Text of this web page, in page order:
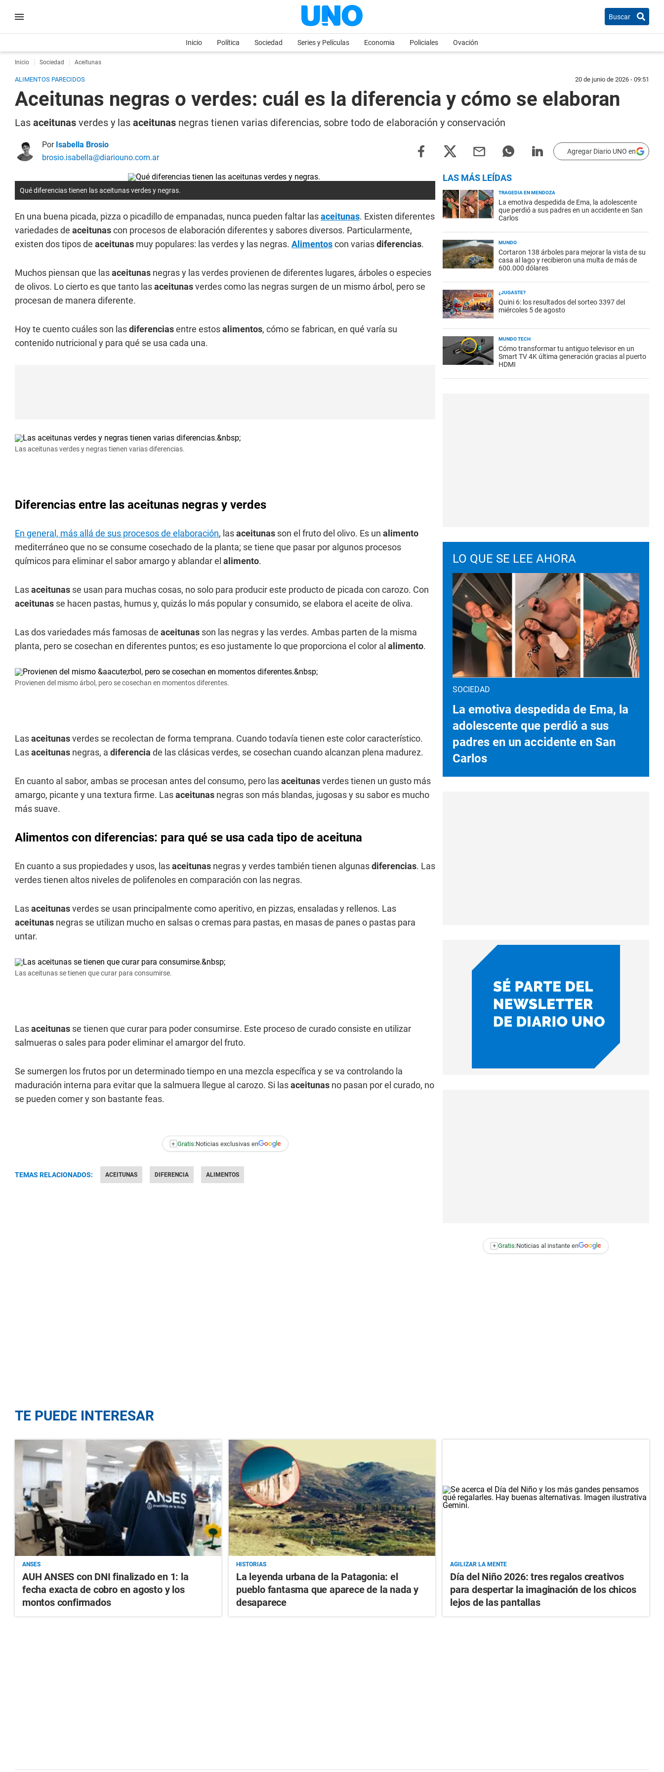
Buscar
Inicio Política Sociedad Series y Películas Economia Policiales Ovación
Inicio Sociedad Aceitunas
ALIMENTOS PARECIDOS 20 de junio de 2026 - 09:51
Aceitunas negras o verdes: cuál es la diferencia y cómo se elaboran
Las aceitunas verdes y las aceitunas negras tienen varias diferencias, sobre todo de elaboración y conservación
Por Isabella Brosio
brosio.isabella@diariouno.com.ar
Agregar Diario UNO en
Qué diferencias tienen las aceitunas verdes y negras.
En una buena picada, pizza o picadillo de empanadas, nunca pueden faltar lasaceitunas. Existen diferentes
variedades de aceitunascon procesos de elaboración diferentes y sabores diversos. Particularmente,
existen dos tipos de aceitunas muy populares: las verdes y las negras. Alimentoscon variasdiferencias.
Muchos piensan que lasaceitunas negras y las verdes provienen de diferentes lugares, árboles o especies
de olivos. Lo cierto es que tanto lasaceitunasverdes como las negras surgen de un mismo árbol, pero se
procesan de manera diferente.
Hoy te cuento cuáles son lasdiferenciasentre estosalimentos, cómo se fabrican, en qué varía su
contenido nutricional y para qué se usa cada una.
Las aceitunas verdes y negras tienen varias diferencias.
Diferencias entre las aceitunas negras y verdes
En general, más allá de sus procesos de elaboración, lasaceitunas son el fruto del olivo. Es un alimento
mediterráneo que no se consume cosechado de la planta; se tiene que pasar por algunos procesos
químicos para eliminar el sabor amargo y ablandar el alimento.
Lasaceitunas se usan para muchas cosas, no solo para producir este producto de picada con carozo. Con
aceitunas se hacen pastas, humus y, quizás lo más popular y consumido, se elabora el aceite de oliva.
Las dos variedades más famosas de aceitunas son las negras y las verdes. Ambas parten de la misma
planta, pero se cosechan en diferentes puntos; es eso justamente lo que proporciona el color al alimento.
Provienen del mismo árbol, pero se cosechan en momentos diferentes.
Lasaceitunasverdes se recolectan de forma temprana. Cuando todavía tienen este color característico.
Lasaceitunas negras, a diferencia de las clásicas verdes, se cosechan cuando alcanzan plena madurez.
En cuanto al sabor, ambas se procesan antes del consumo, pero lasaceitunasverdes tienen un gusto más
amargo, picante y una textura firme. Lasaceitunas negras son más blandas, jugosas y su sabor es mucho
más suave.
Alimentos con diferencias: para qué se usa cada tipo de aceituna
En cuanto a sus propiedades y usos, lasaceitunas negras y verdes también tienen algunasdiferencias. Las
verdes tienen altos niveles de polifenoles en comparación con las negras.
Lasaceitunasverdes se usan principalmente como aperitivo, en pizzas, ensaladas y rellenos. Las
aceitunas negras se utilizan mucho en salsas o cremas para pastas, en masas de panes o pastas para
untar.
Las aceitunas se tienen que curar para consumirse.
Lasaceitunas se tienen que curar para poder consumirse. Este proceso de curado consiste en utilizar
salmueras o sales para poder eliminar el amargor del fruto.
Se sumergen los frutos por un determinado tiempo en una mezcla específica y se va controlando la
maduración interna para evitar que la salmuera llegue al carozo. Si lasaceitunas no pasan por el curado, no
se pueden comer y son bastante feas.
+ Gratis:Noticias exclusivas en
TEMAS RELACIONADOS: ACEITUNAS DIFERENCIA ALIMENTOS
LAS MÁS LEÍDAS
TRAGEDIA EN MENDOZA
La emotiva despedida de Ema, la adolescente
que perdió a sus padres en un accidente en San
Carlos
MUNDO
Cortaron 138 árboles para mejorar la vista de su
casa al lago y recibieron una multa de más de
600.000 dólares
¿JUGASTE?
Quini 6: los resultados del sorteo 3397 del
miércoles 5 de agosto
MUNDO TECH
Cómo transformar tu antiguo televisor en un
Smart TV 4K última generación gracias al puerto
HDMI
LO QUE SE LEE AHORA
SOCIEDAD
La emotiva despedida de Ema, la
adolescente que perdió a sus
padres en un accidente en San
Carlos
+ Gratis:Noticias al instante en
TE PUEDE INTERESAR
ANSES
AUH ANSES con DNI finalizado en 1: la
fecha exacta de cobro en agosto y los
montos confirmados
HISTORIAS
La leyenda urbana de la Patagonia: el
pueblo fantasma que aparece de la nada y
desaparece
AGILIZAR LA MENTE
Día del Niño 2026: tres regalos creativos
para despertar la imaginación de los chicos
lejos de las pantallas